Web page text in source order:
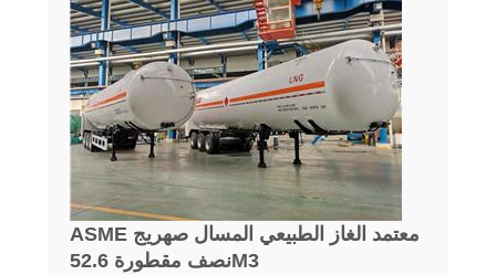
ASME معتمد الغاز الطبيعي المسال صهريج
نصف مقطورة 52.6M3